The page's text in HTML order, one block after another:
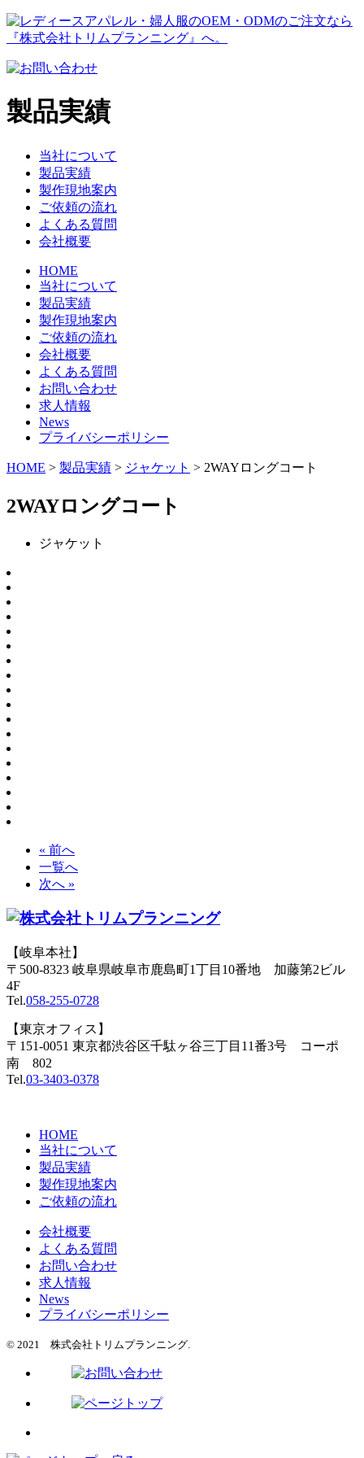
製品実績
当社について
製品実績
製作現地案内
ご依頼の流れ
よくある質問
会社概要
HOME
当社について
製品実績
製作現地案内
ご依頼の流れ
会社概要
よくある質問
お問い合わせ
求人情報
News
プライバシーポリシー
HOME > 製品実績 > ジャケット > 2WAYロングコート
2WAYロングコート
ジャケット
« 前へ
一覧へ
次へ »
【岐阜本社】
〒500-8323 岐阜県岐阜市鹿島町1丁目10番地 加藤第2ビル
4F
Tel.058-255-0728
【東京オフィス】
〒151-0051 東京都渋谷区千駄ヶ谷三丁目11番3号 コーポ
南 802
Tel.03-3403-0378
HOME
当社について
製品実績
製作現地案内
ご依頼の流れ
会社概要
よくある質問
お問い合わせ
求人情報
News
プライバシーポリシー
© 2021 株式会社トリムプランニング.